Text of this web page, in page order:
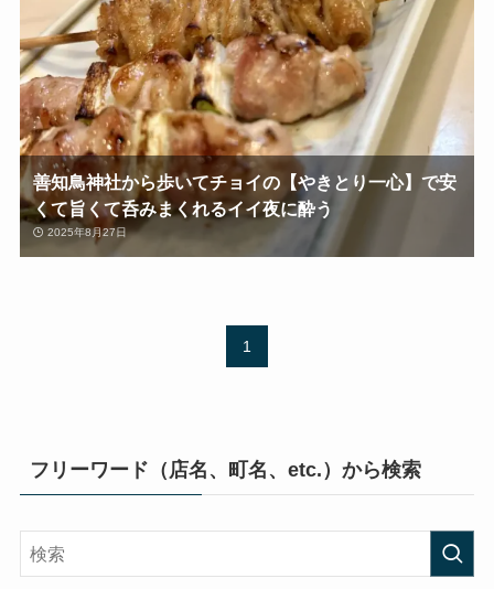
善知鳥神社から歩いてチョイの【やきとり一心】で安
くて旨くて呑みまくれるイイ夜に酔う
2025年8月27日
1
フリーワード（店名、町名、etc.）から検索